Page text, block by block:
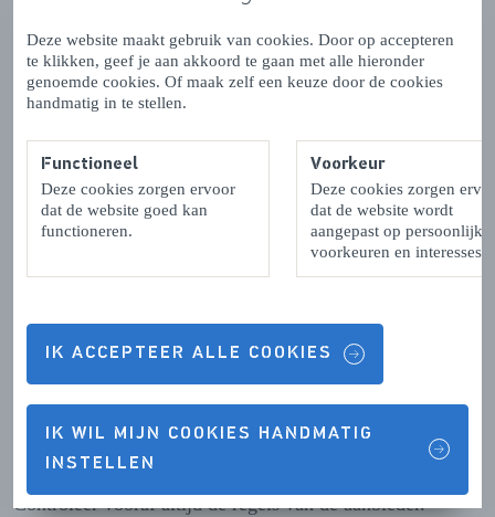
Deze website maakt gebruik van cookies. Door op accepteren
te klikken, geef je aan akkoord te gaan met alle hieronder
genoemde cookies. Of maak zelf een keuze door de cookies
handmatig in te stellen.
Functioneel
Deze cookies zorgen ervoor
dat de website goed kan
functioneren.
Voorkeur
Deze cookies zorgen
dat de website wordt
aangepast op persoonlijke
voorkeuren en interesses.
IK ACCEPTEER ALLE COOKIES
IK WIL MIJN COOKIES HANDMATIG
INSTELLEN
extra knus. Maak een lange strandwandeling en warm
daarna op in je comfortabele huisje met uitzicht op zee.
Of bij één van de gezellige
Let op: niet alle slaapstrandhuisjes zijn geopend in de
winter. Ook in de winter kun je op verschillende plekken
aan zee overnachten, bijvoorbeeld in de strandhuisjes
Ook je hond is bij verschillende slaapstrandhuisjes
welkom. In onder andere
Controleer vooraf altijd de regels van de aanbieder.